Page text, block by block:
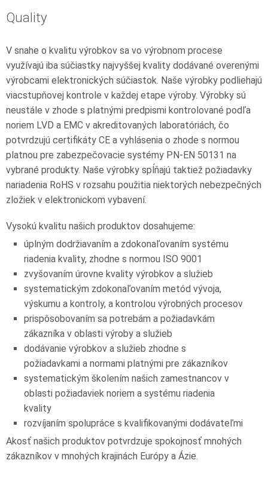
Quality
V snahe o kvalitu výrobkov sa vo výrobnom procese
využívajú iba súčiastky najvyššej kvality dodávané overenými
výrobcami elektronických súčiastok. Naše výrobky podliehajú
viacstupňovej kontrole v každej etape výroby. Výrobky sú
neustále v zhode s platnými predpismi kontrolované podľa
noriem LVD a EMC v akreditovaných laboratóriách, čo
potvrdzujú certifikáty CE a vyhlásenia o zhode s normou
platnou pre zabezpečovacie systémy PN-EN 50131 na
vybrané produkty. Naše výrobky spĺňajú taktiež požiadavky
nariadenia RoHS v rozsahu použitia niektorých nebezpečných
zložiek v elektronickom vybavení.
Vysokú kvalitu našich produktov dosahujeme:
úplným dodržiavaním a zdokonaľovaním systému
riadenia kvality, zhodne s normou ISO 9001
zvyšovaním úrovne kvality výrobkov a služieb
systematickým zdokonaľovaním metód vývoja,
výskumu a kontroly, a kontrolou výrobných procesov
prispôsobovaním sa potrebám a požiadavkám
zákazníka v oblasti výroby a služieb
dodávanie výrobkov a služieb zhodne s
požiadavkami a normami platnými pre zákazníkov
systematickým školením našich zamestnancov v
oblasti požiadaviek noriem a systému riadenia
kvality
rozvíjaním spolupráce s kvalifikovanými dodávateľmi
Akosť našich produktov potvrdzuje spokojnosť mnohých
zákazníkov v mnohých krajinách Európy a Ázie.